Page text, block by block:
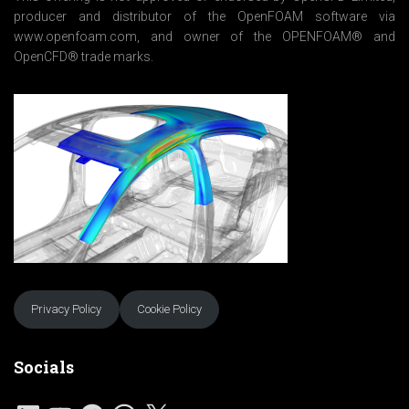
producer and distributor of the OpenFOAM software via
www.openfoam.com, and owner of the OPENFOAM® and
OpenCFD® trade marks.
Privacy Policy Cookie Policy
Socials